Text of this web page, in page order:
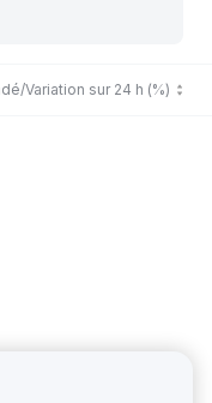
Variation sur 24 h (%)